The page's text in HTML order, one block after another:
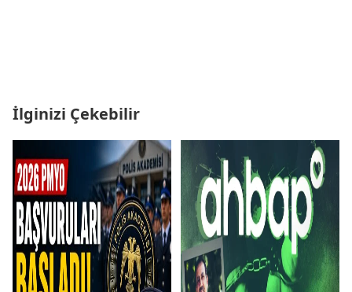
İlginizi Çekebilir